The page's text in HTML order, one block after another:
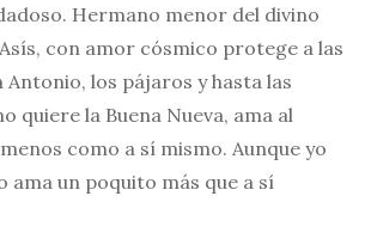
Hermano menor del divino
con amor cósmico protege a las
Antonio, los pájaros y hasta las
quiere la Buena Nueva, ama al
como a sí mismo. Aunque yo
ama un poquito más que a sí